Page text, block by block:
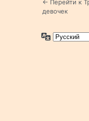
← Перейти к
девочек
Язык